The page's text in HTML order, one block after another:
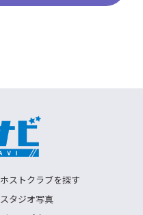
ホストクラブを探す
スタジオ写真